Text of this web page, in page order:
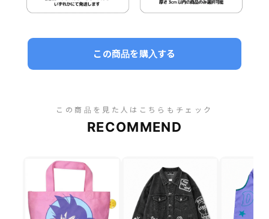
この商品を購入する
この商品を見た人はこちらもチェック
RECOMMEND